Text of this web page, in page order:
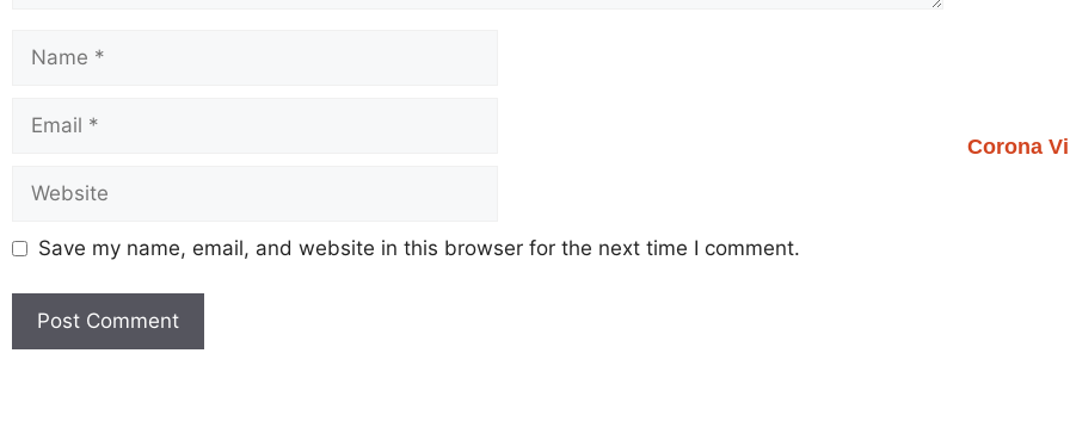
Save my name, email, and website in this browser for the next time I comment.
Corona